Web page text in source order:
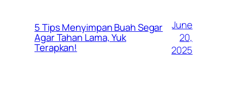
5 Tips Menyimpan Buah Segar
Agar Tahan Lama, Yuk
Terapkan!
June
20,
2025